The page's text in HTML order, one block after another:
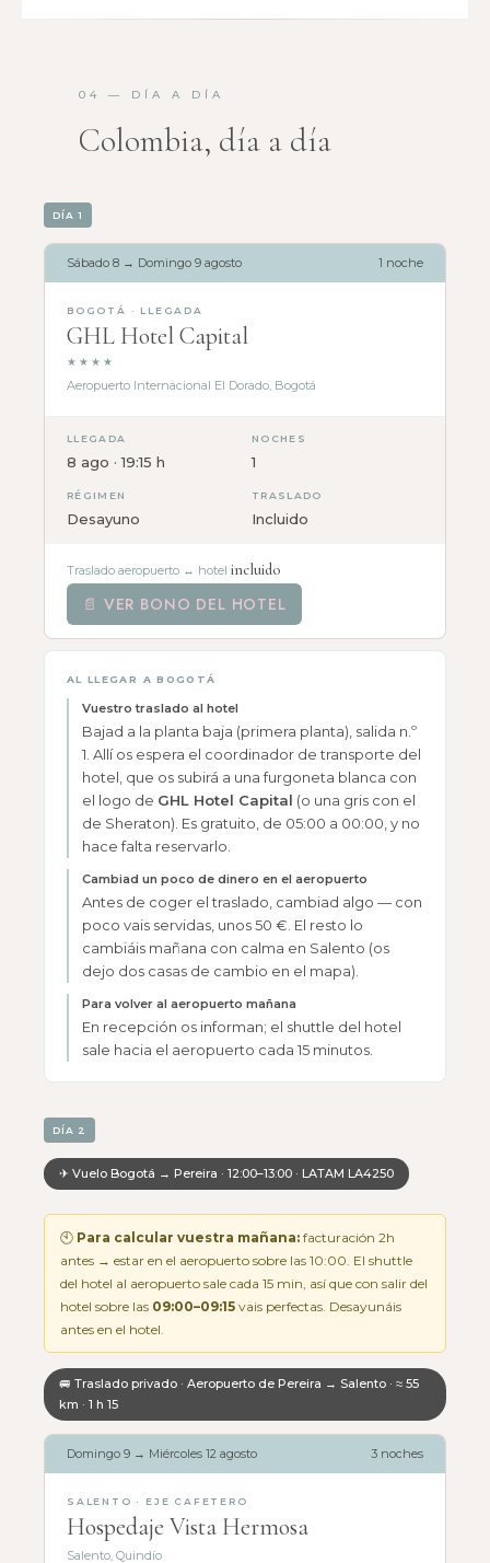
04 — DÍA A DÍA
Colombia, día a día
DÍA 1
Sábado 8 → Domingo 9 agosto 1 noche
BOGOTÁ · LLEGADA
GHL Hotel Capital
★★★★
Aeropuerto Internacional El Dorado, Bogotá
LLEGADA
8 ago · 19:15 h
NOCHES
1
RÉGIMEN
Desayuno
TRASLADO
Incluido
Traslado aeropuerto ↔ hotel incluido
📄 VER BONO DEL HOTEL
AL LLEGAR A BOGOTÁ
Vuestro traslado al hotel
Bajad a la planta baja (primera planta), salida n.º
1. Allí os espera el coordinador de transporte del
hotel, que os subirá a una furgoneta blanca con
el logo de GHL Hotel Capital (o una gris con el
de Sheraton). Es gratuito, de 05:00 a 00:00, y no
hace falta reservarlo.
Cambiad un poco de dinero en el aeropuerto
Antes de coger el traslado, cambiad algo — con
poco vais servidas, unos 50 €. El resto lo
cambiáis mañana con calma en Salento (os
dejo dos casas de cambio en el mapa).
Para volver al aeropuerto mañana
En recepción os informan; el shuttle del hotel
sale hacia el aeropuerto cada 15 minutos.
DÍA 2
✈ Vuelo Bogotá → Pereira · 12:00–13:00 · LATAM LA4250
🕙 Para calcular vuestra mañana: facturación 2h
antes → estar en el aeropuerto sobre las 10:00. El shuttle
del hotel al aeropuerto sale cada 15 min, así que con salir del
hotel sobre las 09:00–09:15 vais perfectas. Desayunáis
antes en el hotel.
🚐 Traslado privado · Aeropuerto de Pereira → Salento · ≈ 55
km · 1 h 15
Domingo 9 → Miércoles 12 agosto 3 noches
SALENTO · EJE CAFETERO
Hospedaje Vista Hermosa
Salento, Quindío